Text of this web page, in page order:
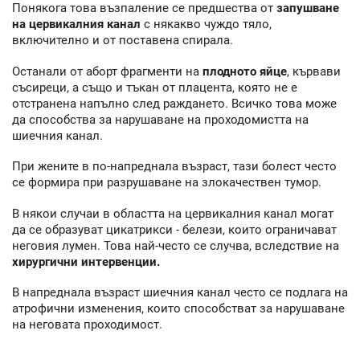
Понякога това възпаление се предшества от запушване
на цервикалния канал с някакво чуждо тяло,
включително и от поставена спирала.
Останали от аборт фрагменти на плодното яйце, кървави
съсиреци, а също и тъкан от плацента, която не е
отстранена напълно след раждането. Всичко това може
да способства за нарушаване на проходомистта на
шиечния канал.
При жените в по-напреднала възраст, тази болест често
се формира при разрушаване на злокачествен тумор.
В някои случаи в областта на цервикалния канал могат
да се образуват цикатрикси - белези, които ограничават
неговия лумен. Това най-често се случва, вследствие на
хирургични интервенции.
В напреднала възраст шиечния канал често се подлага на
атрофични изменения, които способстват за нарушаване
на неговата проходимост.